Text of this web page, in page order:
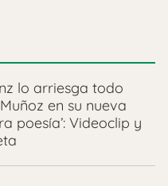
lo arriesga todo
en su nueva
poesía’: Videoclip y